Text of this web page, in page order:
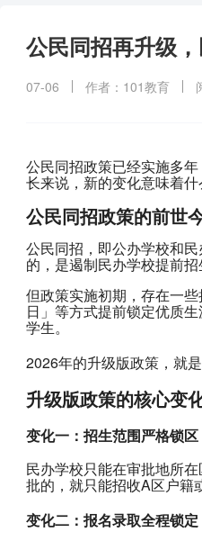
公民同招再升级
07-06 作者：101教育
公民同招政策已经实施多
长来说，新的变化意味着
公民同招政策的前世
公民同招，即公办学校和
的，是遏制民办学校提前招
但政策实施初期，存在一
日」等方式提前锁定优质
学生。
2026年的升级版政策，就
升级版政策的核心变
变化一：招生范围严格锁区
民办学校只能在审批地所
批的，就只能招收A区户籍
变化二：报名录取全程锁定